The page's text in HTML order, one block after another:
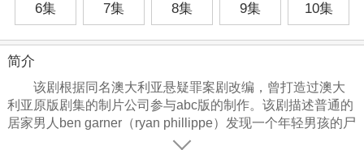
6集 7集 8集 9集 10集
简介
该剧根据同名澳大利亚悬疑罪案剧改编，曾打造过澳大
利亚原版剧集的制片公司参与abc版的制作。该剧描述普通的
居家男人ben garner（ryan phillippe）发现一个年轻男孩的尸
体，并很快成为警方怀疑的头号嫌疑人。当他面临精神崩